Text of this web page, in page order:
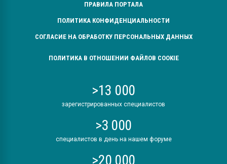
ПРАВИЛА ПОРТАЛА
ПОЛИТИКА КОНФИДЕНЦИАЛЬНОСТИ
СОГЛАСИЕ НА ОБРАБОТКУ ПЕРСОНАЛЬНЫХ ДАННЫХ
ПОЛИТИКА В ОТНОШЕНИИ ФАЙЛОВ COOKIE
>13 000
зарегистрированных специалистов
>3 000
специалистов в день на нашем форуме
>20 000